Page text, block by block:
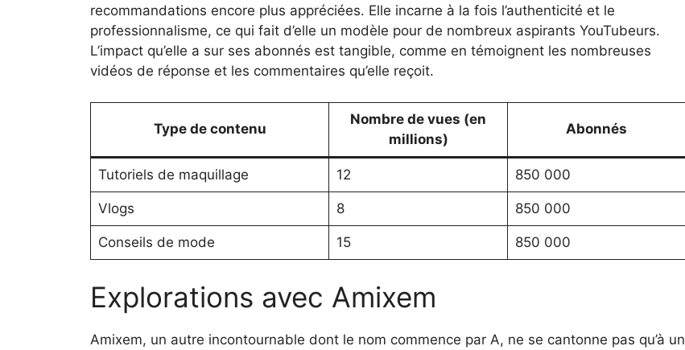
recommandations encore plus appréciées. Elle incarne à la fois l’authenticité et le
professionnalisme, ce qui fait d’elle un modèle pour de nombreux aspirants YouTubeurs.
L’impact qu’elle a sur ses abonnés est tangible, comme en témoignent les nombreuses
vidéos de réponse et les commentaires qu’elle reçoit.
Type de contenu
Nombre de vues (en
millions)
Abonnés
Tutoriels de maquillage 12 850 000
Vlogs 8 850 000
Conseils de mode 15 850 000
Explorations avec Amixem
Amixem, un autre incontournable dont le nom commence par A, ne se cantonne pas qu’à un